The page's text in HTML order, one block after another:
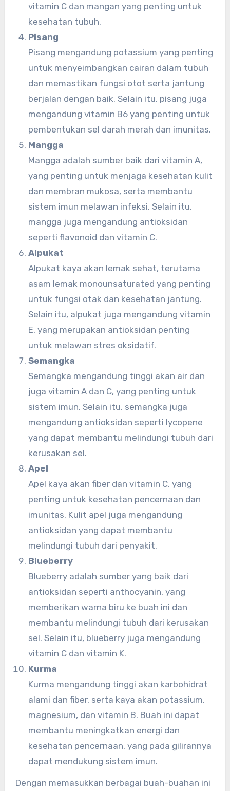
vitamin C dan mangan yang penting untuk
kesehatan tubuh.
Pisang
Pisang mengandung potassium yang penting
untuk menyeimbangkan cairan dalam tubuh
dan memastikan fungsi otot serta jantung
berjalan dengan baik. Selain itu, pisang juga
mengandung vitamin B6 yang penting untuk
pembentukan sel darah merah dan imunitas.
Mangga
Mangga adalah sumber baik dari vitamin A,
yang penting untuk menjaga kesehatan kulit
dan membran mukosa, serta membantu
sistem imun melawan infeksi. Selain itu,
mangga juga mengandung antioksidan
seperti flavonoid dan vitamin C.
Alpukat
Alpukat kaya akan lemak sehat, terutama
asam lemak monounsaturated yang penting
untuk fungsi otak dan kesehatan jantung.
Selain itu, alpukat juga mengandung vitamin
E, yang merupakan antioksidan penting
untuk melawan stres oksidatif.
Semangka
Semangka mengandung tinggi akan air dan
juga vitamin A dan C, yang penting untuk
sistem imun. Selain itu, semangka juga
mengandung antioksidan seperti lycopene
yang dapat membantu melindungi tubuh dari
kerusakan sel.
Apel
Apel kaya akan fiber dan vitamin C, yang
penting untuk kesehatan pencernaan dan
imunitas. Kulit apel juga mengandung
antioksidan yang dapat membantu
melindungi tubuh dari penyakit.
Blueberry
Blueberry adalah sumber yang baik dari
antioksidan seperti anthocyanin, yang
memberikan warna biru ke buah ini dan
membantu melindungi tubuh dari kerusakan
sel. Selain itu, blueberry juga mengandung
vitamin C dan vitamin K.
Kurma
Kurma mengandung tinggi akan karbohidrat
alami dan fiber, serta kaya akan potassium,
magnesium, dan vitamin B. Buah ini dapat
membantu meningkatkan energi dan
kesehatan pencernaan, yang pada gilirannya
dapat mendukung sistem imun.
Dengan memasukkan berbagai buah-buahan ini